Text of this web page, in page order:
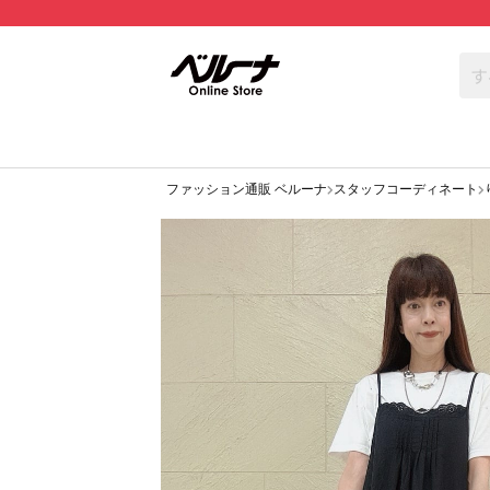
ファッション通販 ベルーナ スタッフコーディネート